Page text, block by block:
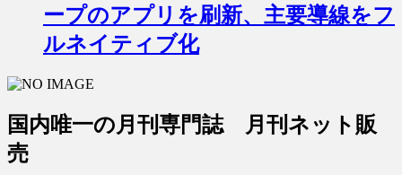
ープのアプリを刷新、主要導線をフ
ルネイティブ化
国内唯一の月刊専門誌 月刊ネット販
売